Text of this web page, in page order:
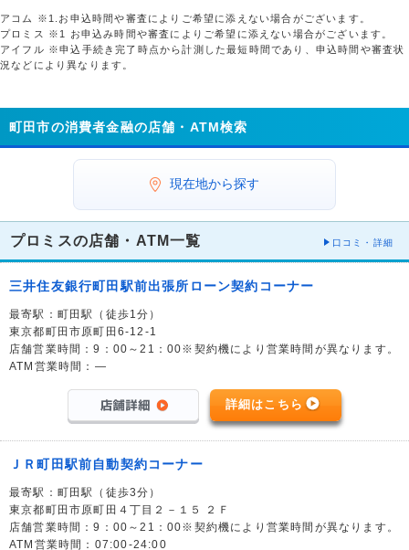
アコム ※1.お申込時間や審査によりご希望に添えない場合がございます。
プロミス ※1 お申込み時間や審査によりご希望に添えない場合がございます。
アイフル ※申込手続き完了時点から計測した最短時間であり、申込時間や審査状
況などにより異なります。
町田市の消費者金融の店舗・ATM検索
現在地から探す
プロミスの店舗・ATM一覧 口コミ・詳細
三井住友銀行町田駅前出張所ローン契約コーナー
最寄駅：町田駅（徒歩1分）
東京都町田市原町田6-12-1
店舗営業時間：9：00～21：00※契約機により営業時間が異なります。
ATM営業時間：―
詳細はこちら
ＪＲ町田駅前自動契約コーナー
最寄駅：町田駅（徒歩3分）
東京都町田市原町田４丁目２－１５ ２Ｆ
店舗営業時間：9：00～21：00※契約機により営業時間が異なります。
ATM営業時間：07:00-24:00